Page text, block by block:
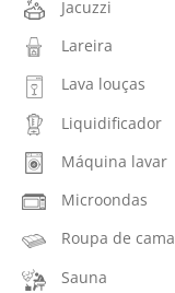
Jacuzzi
Lareira
Lava louças
Liquidificador
Máquina lavar
Microondas
Roupa de cama
Sauna